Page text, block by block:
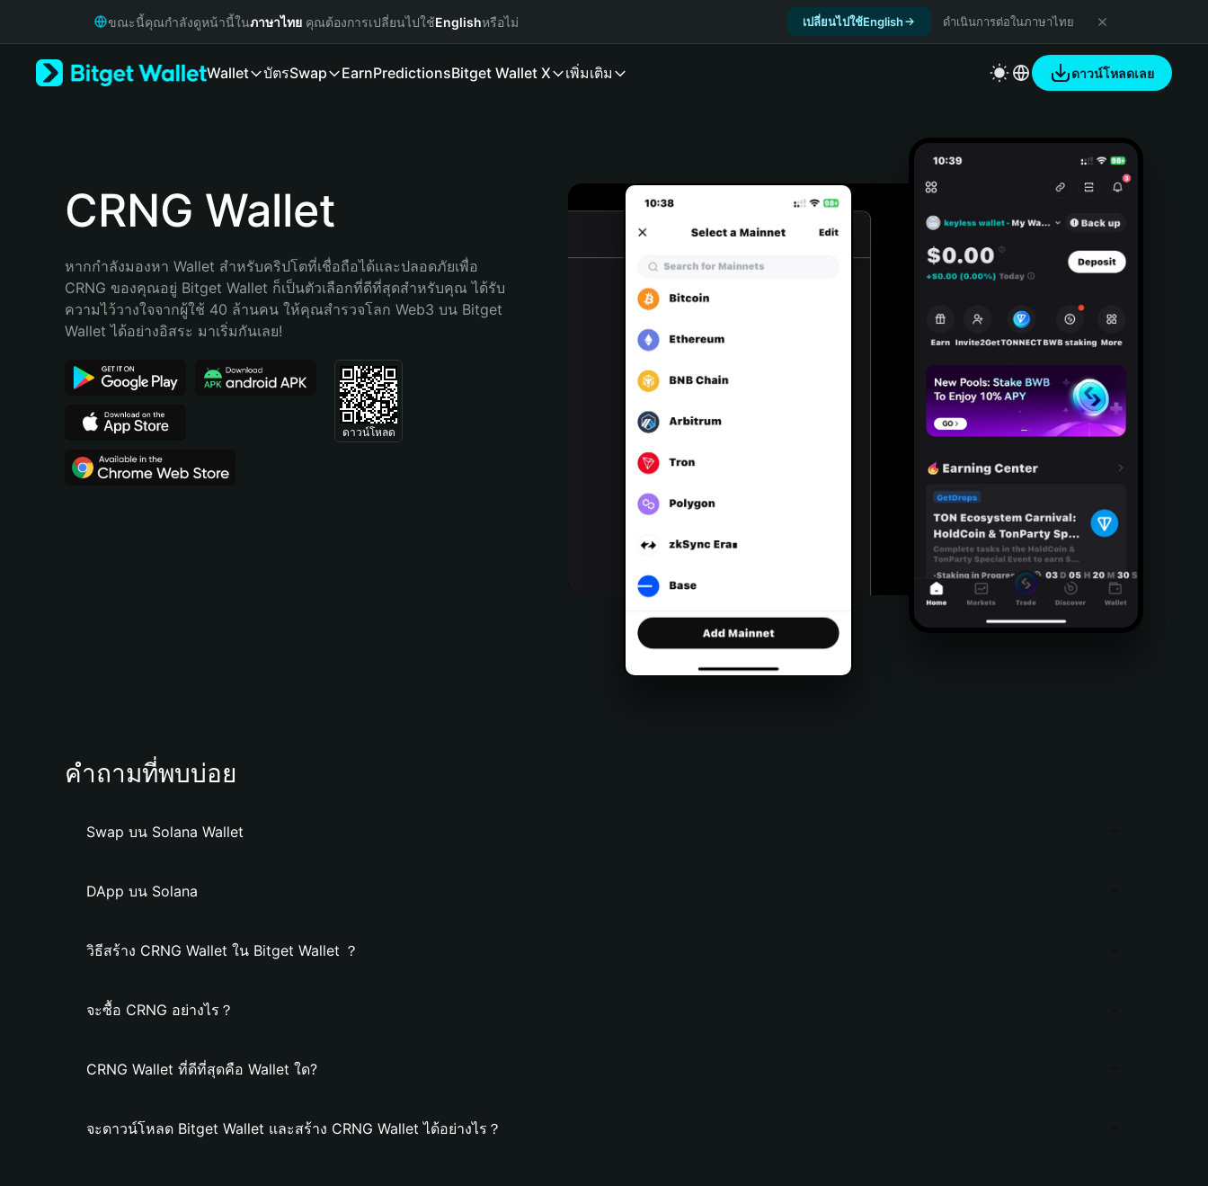
Русский
Bahasa Indonesia
Português (Brasil)
ขณะนี้คุณกำลังดูหน้านี้ในภาษาไทย คุณต้องการเปลี่ยนไปใช้Englishหรือไม่ เปลี่ยนไปใช้English ดำเนินการต่อในภาษาไทย
Wallet บัตรSwap EarnPredictionsBitget Wallet X เพิ่มเติม ดาวน์โหลดเลย
CRNG Wallet
หากกำลังมองหา Wallet สำหรับคริปโตที่เชื่อถือได้และปลอดภัยเพื่อ
CRNG ของคุณอยู่ Bitget Wallet ก็เป็นตัวเลือกที่ดีที่สุดสำหรับคุณ ได้รับ
ความไว้วางใจจากผู้ใช้ 40 ล้านคน ให้คุณสำรวจโลก Web3 บน Bitget
Wallet ได้อย่างอิสระ มาเริ่มกันเลย!
ดาวน์โหลด
คำถามที่พบบ่อย
Swap บน Solana Wallet
DApp บน Solana
วิธีสร้าง CRNG Wallet ใน Bitget Wallet ？
จะซื้อ CRNG อย่างไร？
CRNG Wallet ที่ดีที่สุดคือ Wallet ใด?
จะดาวน์โหลด Bitget Wallet และสร้าง CRNG Wallet ได้อย่างไร？